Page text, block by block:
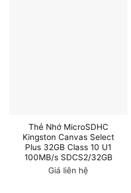
Thẻ Nhớ MicroSDHC
Kingston Canvas Select
Plus 32GB Class 10 U1
100MB/s SDCS2/32GB
Giá liên hệ